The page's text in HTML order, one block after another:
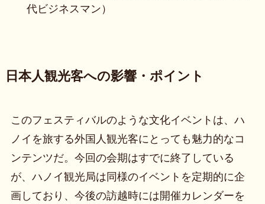
代ビジネスマン）
日本人観光客への影響・ポイント
このフェスティバルのような文化イベントは、ハ
ノイを旅する外国人観光客にとっても魅力的なコ
ンテンツだ。今回の会期はすでに終了している
が、ハノイ観光局は同様のイベントを定期的に企
画しており、今後の訪越時には開催カレンダーを